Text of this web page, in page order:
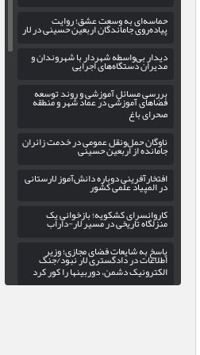
حماسه‌ای به وسعت عشق؛ روایت
پیاده‌روی جاماندگان اربعین حسینی در لار
دیدار بی‌واسطه شهردار با شهروندان و
مدیران دستگاه‌های اجرایی
بررسی مسائل آموزشی و روند توسعه
فضاهای آموزشی در عماد شهر و منطقه
صحرای باغ
ناوگان حمل‌ونقل عمومی در خدمت زائران
جامانده از اربعین حسینی
افتخارآفرینی دوباره دانش‌آموز لارستانی
در المپیاد علمی کشور
کاروانسرای کشکویه؛ بازخوانی یک
منزلگاه تاریخی در مسیر لار-داراب
پاسخ به شایعات فضای مجازی؛ وزیر
اطلاعات در دادگستری لار نبود/جنگ
الکترونیک دشمن، دوربینها را کور کرد